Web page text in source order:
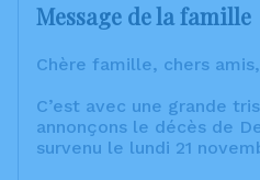
Message de la famille
Chère famille, chers amis,
C’est avec une grande
annonçons le décès de
survenu le lundi 21